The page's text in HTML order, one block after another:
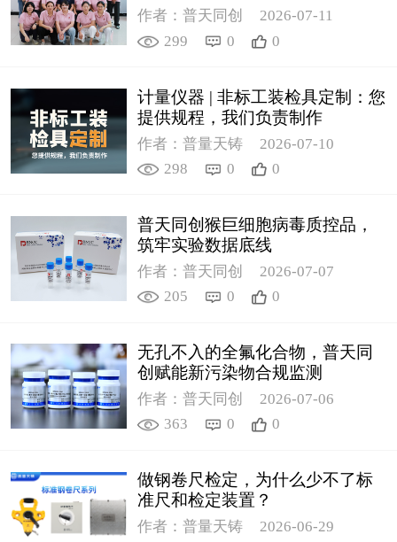
作者：普天同创
2026-07-11
299
0 0
计量仪器 | 非标工装检具定制：您
提供规程，我们负责制作
作者：普量天铸
2026-07-10
298
0 0
普天同创猴巨细胞病毒质控品，
筑牢实验数据底线
作者：普天同创
2026-07-07
205
0 0
无孔不入的全氟化合物，普天同
创赋能新污染物合规监测
作者：普天同创
2026-07-06
363
0 0
做钢卷尺检定，为什么少不了标
准尺和检定装置？
作者：普量天铸
2026-06-29